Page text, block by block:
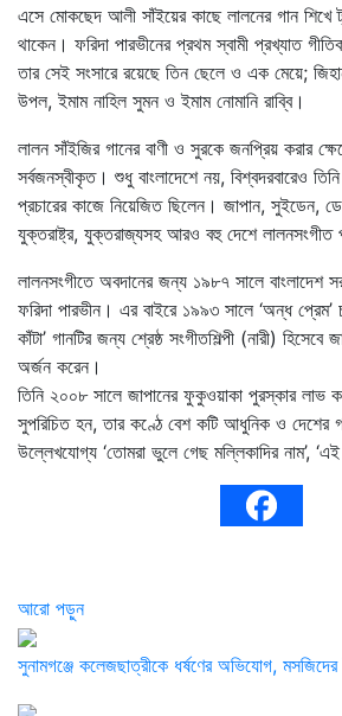
এসে মোকছেদ আলী সাঁইয়ের কাছে লালনের গান শিখে
থাকেন। ফরিদা পারভীনের প্রথম স্বামী প্রখ্যাত
তার সেই সংসারে রয়েছে তিন ছেলে ও এক মেয়ে;
উপল, ইমাম নাহিল সুমন ও ইমাম নোমানি রাব্বি।
লালন সাঁইজির গানের বাণী ও সুরকে জনপ্রিয় করার
সর্বজনস্বীকৃত। শুধু বাংলাদেশে নয়, বিশ্বদরবারেও
প্রচারের কাজে নিয়েজিত ছিলেন। জাপান, সুইডেন,
যুক্তরাষ্ট্র, যুক্তরাজ্যসহ আরও বহু দেশে লালনসংগীত
লালনসংগীতে অবদানের জন্য ১৯৮৭ সালে বাংলাদেশ
ফরিদা পারভীন। এর বাইরে ১৯৯৩ সালে ‘অন্ধ প্রেম’
কাঁটা’ গানটির জন্য শ্রেষ্ঠ সংগীতশিল্পী (নারী)
অর্জন করেন।
তিনি ২০০৮ সালে জাপানের ফুকুওয়াকা পুরস্কার লাভ
সুপরিচিত হন, তার কণ্ঠে বেশ কটি আধুনিক ও দেশের
উল্লেখযোগ্য ‘তোমরা ভুলে গেছ মল্লিকাদির নাম’, ‘এই
আরো পড়ুন
সুনামগঞ্জে কলেজছাত্রীকে ধর্ষণের অভিযোগ,